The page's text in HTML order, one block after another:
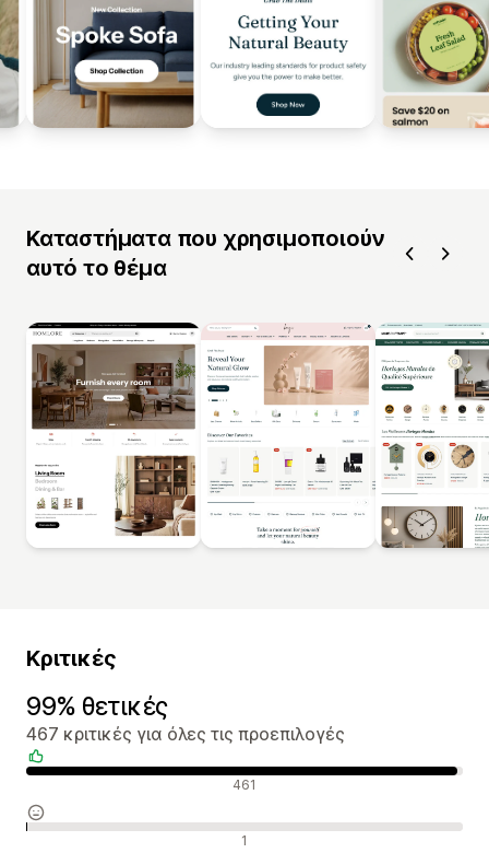
Καταστήματα που χρησιμοποιούν
αυτό το θέμα
Κριτικές
99% θετικές
467 κριτικές για όλες τις προεπιλογές
Θετικές κριτικές 461
Ουδέτερες κριτικές 1